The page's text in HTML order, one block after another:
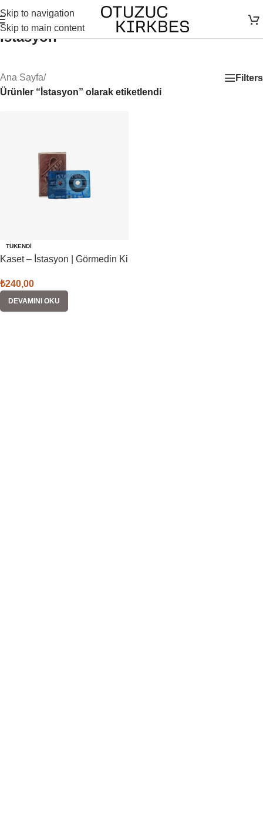
Skip to navigation
Skip to main content
İstasyon
Ana Sayfa/
Ürünler “İstasyon” olarak etiketlendi
Filters
TÜKENDI
Kaset – İstasyon | Görmedin Ki
₺240,00
DEVAMINI OKU